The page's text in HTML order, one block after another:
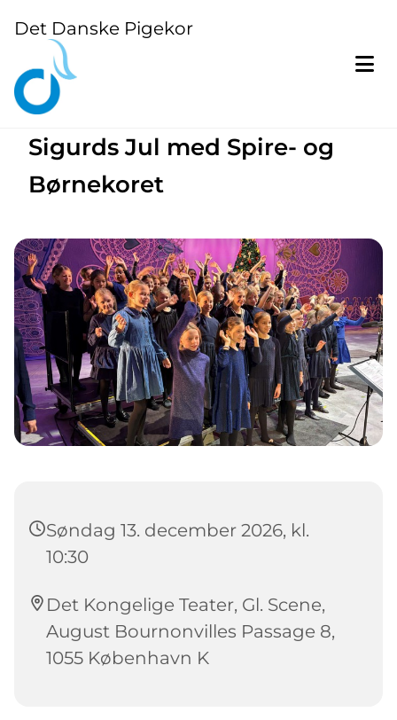
Det Danske Pigekor
Sigurds Jul med Spire- og
Børnekoret
Søndag 13. december 2026, kl.
10:30
Det Kongelige Teater, Gl. Scene,
August Bournonvilles Passage 8,
1055 København K